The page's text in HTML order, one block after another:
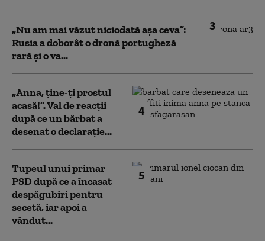
3
„Nu am mai văzut niciodată așa ceva”:
Rusia a doborât o dronă portugheză
rară și o va...
4
„Anna, ţine-ţi prostul
acasă!”. Val de reacții
după ce un bărbat a
desenat o declarație...
5
Tupeul unui primar
PSD după ce a încasat
despăgubiri pentru
secetă, iar apoi a
vândut...